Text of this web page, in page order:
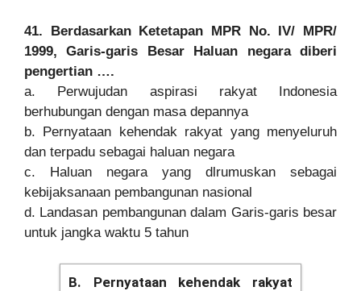
41. Berdasarkan Ketetapan MPR No. IV/ MPR/
1999, Garis-garis Besar Haluan negara diberi
pengertian ….
a. Perwujudan aspirasi rakyat Indonesia
berhubungan dengan masa depannya
b. Pernyataan kehendak rakyat yang menyeluruh
dan terpadu sebagai haluan negara
c. Haluan negara yang dlrumuskan sebagai
kebijaksanaan pembangunan nasional
d. Landasan pembangunan dalam Garis-garis besar
untuk jangka waktu 5 tahun
B. Pernyataan kehendak rakyat